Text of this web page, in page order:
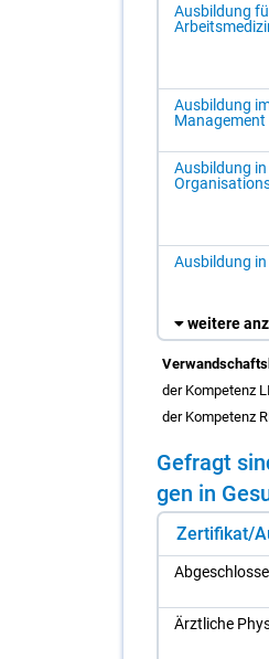
Ausbildung
Ausbildung
Management
Ausbildung
Ausbildung
weitere
der Kompetenz
der Kompetenz
Ge­fragt
gen in
Zertifikat/
Ärzt­li­che